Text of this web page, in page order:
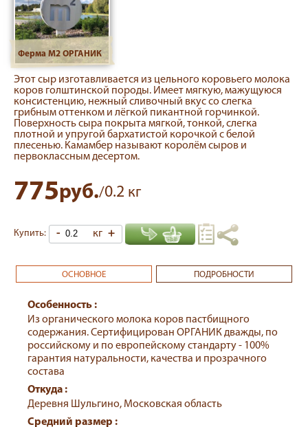
Ферма М2 ОРГАНИК
Этот сыр изготавливается из цельного коровьего молока
коров голштинской породы. Имеет мягкую, мажущуюся
консистенцию, нежный сливочный вкус со слегка
грибным оттенком и лёгкой пикантной горчинкой.
Поверхность сыра покрыта мягкой, тонкой, слегка
плотной и упругой бархатистой корочкой с белой
плесенью. Камамбер называют королём сыров и
первоклассным десертом.
775руб./0.2 кг
Купить: - кг +
ОСНОВНОЕ ПОДРОБНОСТИ
Особенность :
Из органического молока коров пастбищного
содержания. Сертифицирован ОРГАНИК дважды, по
российскому и по европейскому стандарту - 100%
гарантия натуральности, качества и прозрачного
состава
Откуда :
Деревня Шульгино, Московская область
Средний размер :